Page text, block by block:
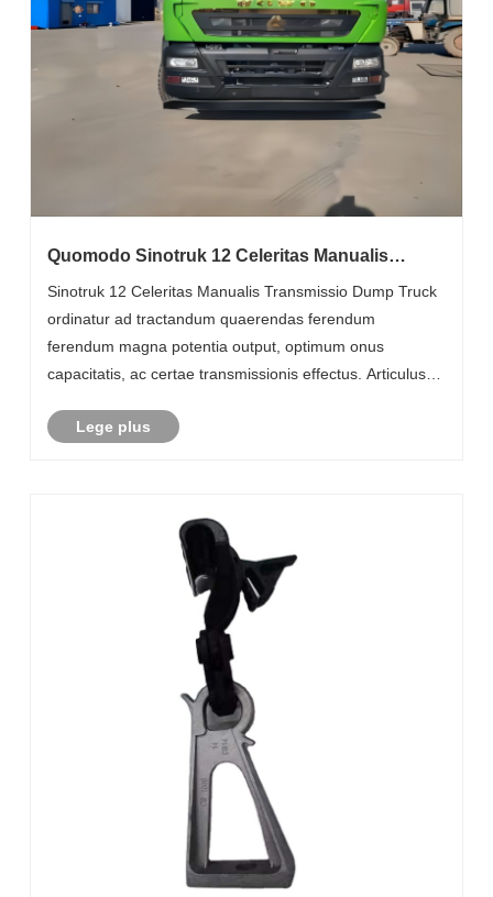
Quomodo Sinotruk 12 Celeritas Manualis
Officium Transportation Efficiency?
Sinotruk 12 Celeritas Manualis Transmissio Dump Truck
ordinatur ad tractandum quaerendas ferendum
ferendum magna potentia output, optimum onus
capacitatis, ac certae transmissionis effectus. Articulus
adiuvat ad solvendas communes provocationes quae
Lege plus